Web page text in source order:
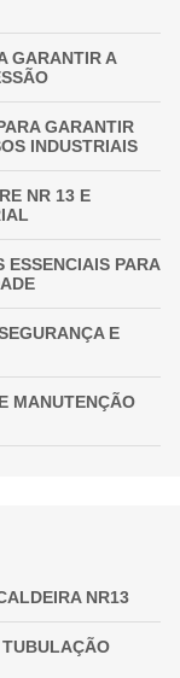
GARANTIR A
GARANTIR
INDUSTRIAIS
NR 13 E
ESSENCIAIS PARA
E
MANUTENÇÃO
DE PRESSÃO:
E
NR13
TUBULAÇÃO